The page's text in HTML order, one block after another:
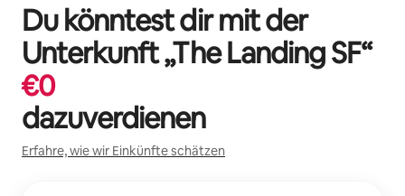
Du könntest dir mit der
Unterkunft „The Landing SF“
€0
dazuverdienen
Erfahre, wie wir Einkünfte schätzen